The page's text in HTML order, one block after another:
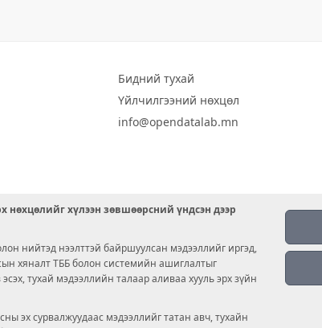
Бидний тухай
Үйлчилгээний нөхцөл
info@opendatalab.mn
нөхцөлийг хүлээн зөвшөөрсний үндсэн дээр
нийтэд нээлттэй байршуулсан мэдээллийг иргэд,
хяналт ТББ болон системийн ашиглалтыг
тухай мэдээллийн талаар аливаа хууль эрх зүйн
эх сурвалжуудаас мэдээллийг татан авч, тухайн